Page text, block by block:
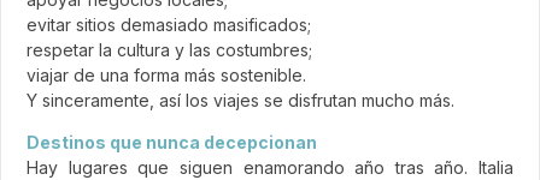
evitar sitios demasiado masificados;
respetar la cultura y las costumbres;
viajar de una forma más sostenible.
Y sinceramente, así los viajes se disfrutan mucho más.
Destinos que nunca decepcionan
Hay lugares que siguen enamorando año tras año. Italia